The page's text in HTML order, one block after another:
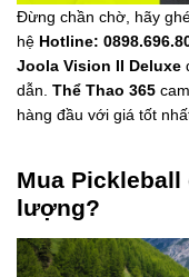
Đừng chần chờ, hãy
hệ Hotline:
Joola Vision II Deluxe
dẫn. Thể Thao 365
hàng đầu với giá tốt
Mua
lượng?